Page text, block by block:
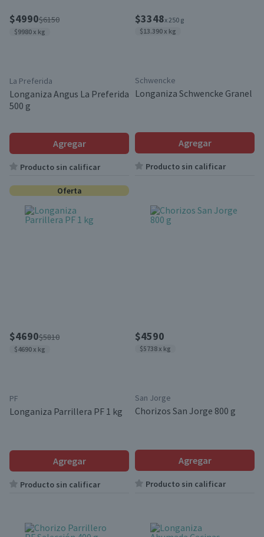
$4990$6150
$9980 x kg
La Preferida
Longaniza Angus La Preferida
500 g
Agregar
Producto sin calificar
$3348x 250 g
$13.390 x kg
Schwencke
Longaniza Schwencke Granel
Agregar
Producto sin calificar
Oferta
$4690$5810
$4690 x kg
PF
Longaniza Parrillera PF 1 kg
Agregar
Producto sin calificar
$4590
$5738 x kg
San Jorge
Chorizos San Jorge 800 g
Agregar
Producto sin calificar